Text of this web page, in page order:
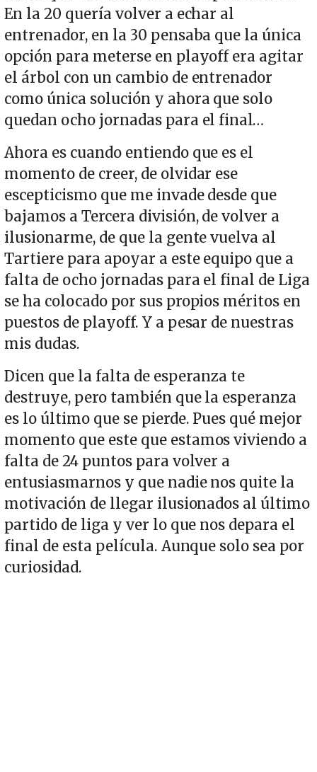
En la 20 quería volver a echar al
entrenador, en la 30 pensaba que la única
opción para meterse en playoff era agitar
el árbol con un cambio de entrenador
como única solución y ahora que solo
quedan ocho jornadas para el final…
Ahora es cuando entiendo que es el
momento de creer, de olvidar ese
escepticismo que me invade desde que
bajamos a Tercera división, de volver a
ilusionarme, de que la gente vuelva al
Tartiere para apoyar a este equipo que a
falta de ocho jornadas para el final de Liga
se ha colocado por sus propios méritos en
puestos de playoff. Y a pesar de nuestras
mis dudas.
Dicen que la falta de esperanza te
destruye, pero también que la esperanza
es lo último que se pierde. Pues qué mejor
momento que este que estamos viviendo a
falta de 24 puntos para volver a
entusiasmarnos y que nadie nos quite la
motivación de llegar ilusionados al último
partido de liga y ver lo que nos depara el
final de esta película. Aunque solo sea por
curiosidad.